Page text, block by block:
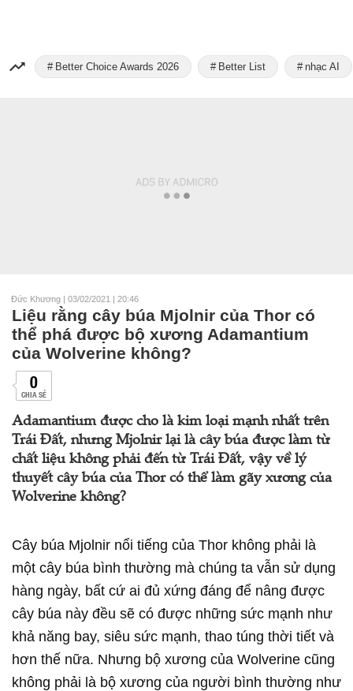
Better Choice Awards 2026 Better List nhạc AI
Đức Khương | 03/02/2021 | 20:46
Liệu rằng cây búa Mjolnir của Thor có
thể phá được bộ xương Adamantium
của Wolverine không?
0
CHIA SẺ
Adamantium được cho là kim loại mạnh nhất trên
Trái Đất, nhưng Mjolnir lại là cây búa được làm từ
chất liệu không phải đến từ Trái Đất, vậy về lý
thuyết cây búa của Thor có thể làm gãy xương của
Wolverine không?
Cây búa Mjolnir nổi tiếng của Thor không phải là
một cây búa bình thường mà chúng ta vẫn sử dụng
hàng ngày, bất cứ ai đủ xứng đáng để nâng được
cây búa này đều sẽ có được những sức mạnh như
khả năng bay, siêu sức mạnh, thao túng thời tiết và
hơn thế nữa. Nhưng bộ xương của Wolverine cũng
không phải là bộ xương của người bình thường như